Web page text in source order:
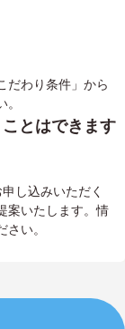
だわり条件」から
とはできます
し込みいただく
案いたします。情
い。